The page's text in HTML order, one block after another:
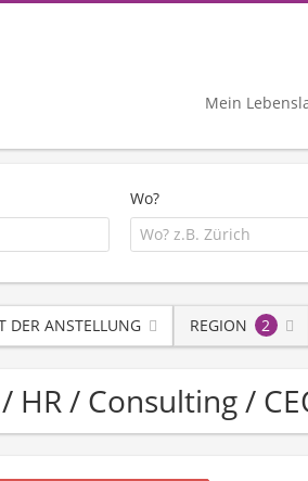
Mein
Wo?
DER ANSTELLUNG REGION 2
/ Consulting /